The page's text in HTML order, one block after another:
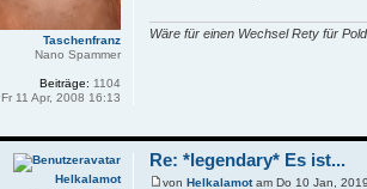
Wäre für einen Wechsel Rety für
Taschenfranz
Nano Spammer
Beiträge: 1104
Fr 11 Apr, 2008 16:13
Re: *legendary* Es ist...
von Helkalamotam Do 10 Jan,
Helkalamot